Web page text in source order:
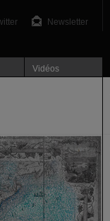
Newsletter
Vidéos